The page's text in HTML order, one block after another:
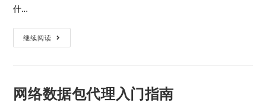
什…
继续阅读
网络数据包代理入门指南